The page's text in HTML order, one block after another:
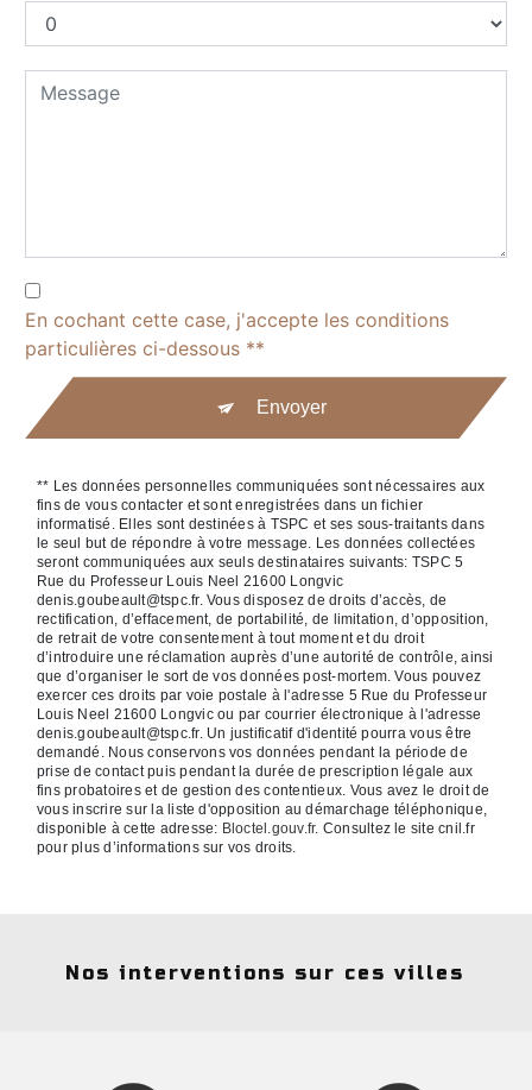
En cochant cette case, j'accepte les conditions
particulières ci-dessous **
Envoyer
** Les données personnelles communiquées sont nécessaires aux
fins de vous contacter et sont enregistrées dans un fichier
informatisé. Elles sont destinées à TSPC et ses sous-traitants dans
le seul but de répondre à votre message. Les données collectées
seront communiquées aux seuls destinataires suivants: TSPC 5
Rue du Professeur Louis Neel 21600 Longvic
denis.goubeault@tspc.fr. Vous disposez de droits d’accès, de
rectification, d’effacement, de portabilité, de limitation, d’opposition,
de retrait de votre consentement à tout moment et du droit
d’introduire une réclamation auprès d’une autorité de contrôle, ainsi
que d’organiser le sort de vos données post-mortem. Vous pouvez
exercer ces droits par voie postale à l'adresse 5 Rue du Professeur
Louis Neel 21600 Longvic ou par courrier électronique à l'adresse
denis.goubeault@tspc.fr. Un justificatif d'identité pourra vous être
demandé. Nous conservons vos données pendant la période de
prise de contact puis pendant la durée de prescription légale aux
fins probatoires et de gestion des contentieux. Vous avez le droit de
vous inscrire sur la liste d'opposition au démarchage téléphonique,
disponible à cette adresse: Bloctel.gouv.fr. Consultez le site cnil.fr
pour plus d’informations sur vos droits.
Nos interventions sur ces villes